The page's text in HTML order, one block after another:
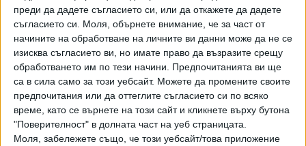
преди да дадете съгласието си, или да откажете да дадете
съгласието си.
Моля, обърнете внимание, че за част от
начините на обработване на личните ви данни може да не се
изисква съгласието ви, но имате право да възразите срещу
обработването им по тези начини. Предпочитанията ви ще
са в сила само за този уебсайт. Можете да промените своите
предпочитания или да оттеглите съгласието си по всяко
време, като се върнете на този сайт и кликнете върху бутона
"Поверителност" в долната част на уеб страницата.
Моля, забележете също, че този уебсайт/това приложение